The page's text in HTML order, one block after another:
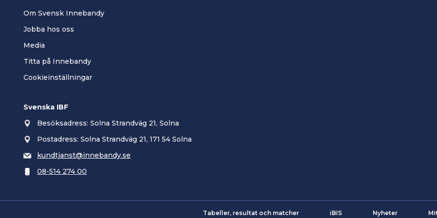
Om Svensk Innebandy
Jobba hos oss
Media
Titta på Innebandy
Cookieinställningar
Svenska IBF
Besöksadress: Solna Strandväg 21, Solna
Postadress: Solna Strandväg 21, 171 54 Solna
kundtjanst@innebandy.se
08-514 274 00
Tabeller, resultat och matcher iBIS Nyheter